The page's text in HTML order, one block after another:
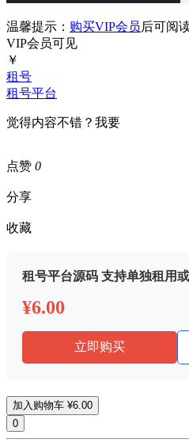
温馨提示： 购买VIP会员后可阅
VIP会员可见
￥
租号
租号平台
觉得内容不错？我要
点赞 0
分享
收藏
租号平台源码 支持单独租用
¥6.00
立即购买
加入购物车 ¥6.00
0